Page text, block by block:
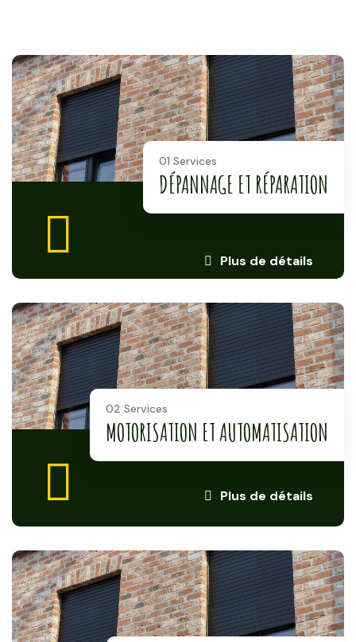
Plus de détails
01 Services
DÉPANNAGE ET RÉPARATION
Plus de détails
02 Services
MOTORISATION ET AUTOMATISATION